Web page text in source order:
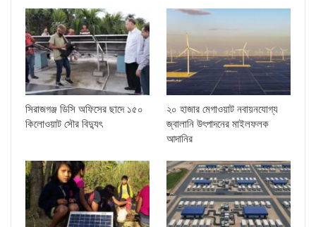
সিরাজগঞ্জ ডিসি অফিসের ছাদে ১৫০
কিলোওয়াট সৌর বিদ্যুৎ
২০ হাজার মেগাওয়াট নবায়নযোগ্য
জ্বালানি উৎপাদনের মাইলফলক
আদানির